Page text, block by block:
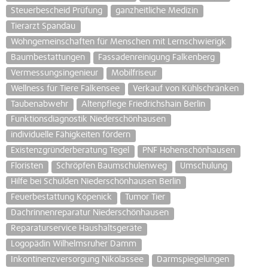
Steuerbescheid Prüfung
ganzheitliche Medizin
Tierarzt Spandau
Wohngemeinschaften für Menschen mit Lernschwierigk
Baumbestattungen
Fassadenreinigung Falkenberg
Vermessungsingenieur
Mobilfriseur
Wellness für Tiere Falkensee
Verkauf von Kühlschränken
Taubenabwehr
Altenpflege Friedrichshain Berlin
Funktionsdiagnostik Niederschönhausen
individuelle Fähigkeiten fördern
Existenzgründerberatung Tegel
PNF Hohenschönhausen
Floristen
Schröpfen Baumschulenweg
Umschulung
Hilfe bei Schulden Niederschönhausen Berlin
Feuerbestattung Köpenick
Tumor Tier
Dachrinnenreparatur Niederschönhausen
Reparaturservice Haushaltsgeräte
Logopädin Wilhelmsruher Damm
Inkontinenzversorgung Nikolassee
Darmspiegelungen